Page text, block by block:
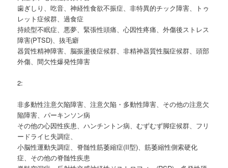
歯ぎしり、吃音、神経性食欲不振症、非特異的チック障害、トゥ
レット症候群、過食症
持続型不眠症、悪夢、緊張性頭痛、心因性疼痛、外傷後ストレス
障害(PTSD)、抜毛癖
器質性精神障害、脳振盪後症候群、非精神器質性脳症候群、頭部
外傷、間欠性爆発性障害
2:
非多動性注意欠陥障害、注意欠陥・多動性障害、その他の注意欠
陥障害、パーキンソン病
その他の心因性疾患、ハンチントン病、むずむず脚症候群、フリ
ードライヒ失調症、
小脳性運動失調症、脊髄性筋萎縮症(II型)、筋萎縮性側索硬化
症、その他の脊髄性疾患